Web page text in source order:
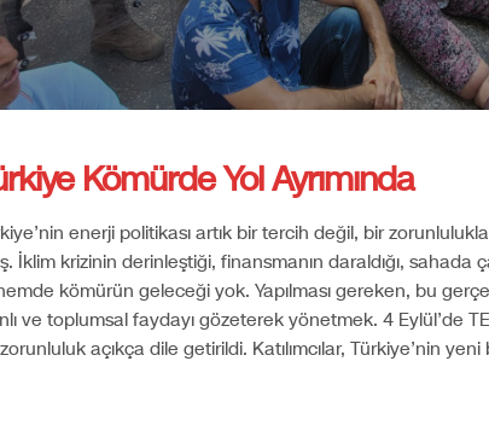
Kömürde Yol Ayrımında
enerji politikası artık bir tercih değil, bir
İklim krizinin derinleştiği, finansmanın daraldığı, sahada
kömürün geleceği yok. Yapılması gereken, bu
ve toplumsal faydayı gözeterek yönetmek. 4 Eylül’de
açıkça dile getirildi. Katılımcılar, Türkiye’nin yeni